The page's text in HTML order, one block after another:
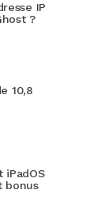
IP
?
10,8
iPadOS
bonus